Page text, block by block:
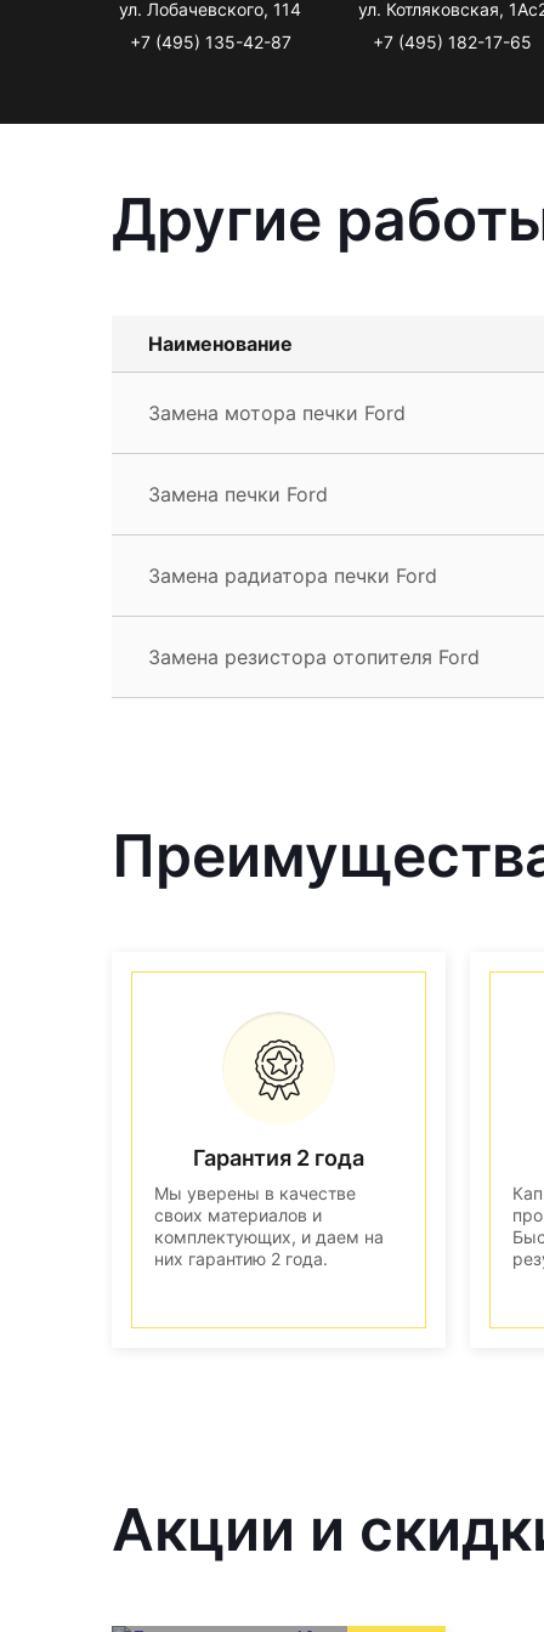
ул. Лобачевского, 114
+7 (495) 135-42-87
ул. Котляковская,
+7 (495) 182-17-65
Другие
Наименование
Замена мотора печки Ford
Замена печки Ford
Замена радиатора печки Ford
Замена резистора отопителя Ford
Гарантия 2 года
Мы уверены в качестве
своих материалов и
комплектующих, и даем на
них гарантию 2 года.
Акции и